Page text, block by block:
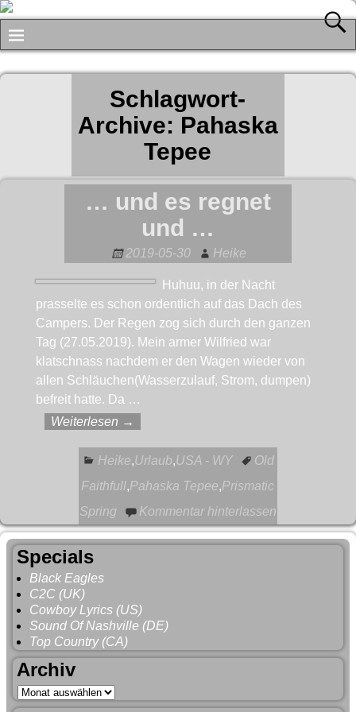
Schlagwort-
Archive: Pahaska
Tepee
… und es regnet
und …
2019-05-30 Heike
Huhuu, in der Nacht
prasselte es schon ordentlich auf das Dach des
Campers. Der Regen zog sich durch den ganzen
Tag (27.05.2019). Mein armer Wilfried war
klatschnass nachdem er den Wagen wieder von
allen Schläuchen(Wasserzulauf, Strom, dumpen)
befreit hatte. Da …
Weiterlesen →
Heike,Urlaub,USA - WY
Old
Faithfull,Pahaska Tepee,Prismatic
Spring
Kommentar hinterlassen
Specials
Black Eagles
C2C (UK)
Cowboy Lyrics (US)
Sound Of Nashville (DE)
Top Country (CA)
Archiv